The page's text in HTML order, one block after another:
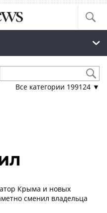
Все категории 199124 ▼
Крыма и новых
сменил владельца